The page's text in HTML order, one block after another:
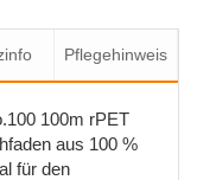
Pflegehinweis
100m rPET
aus 100 %
für den